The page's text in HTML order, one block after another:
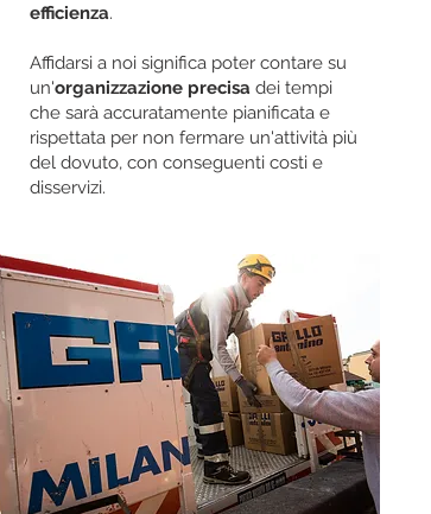
efficienza.
Affidarsi a noi significa poter contare su
un'organizzazione precisa dei tempi
che sarà accuratamente pianificata e
rispettata per non fermare un'attività più
del dovuto, con conseguenti costi e
disservizi.